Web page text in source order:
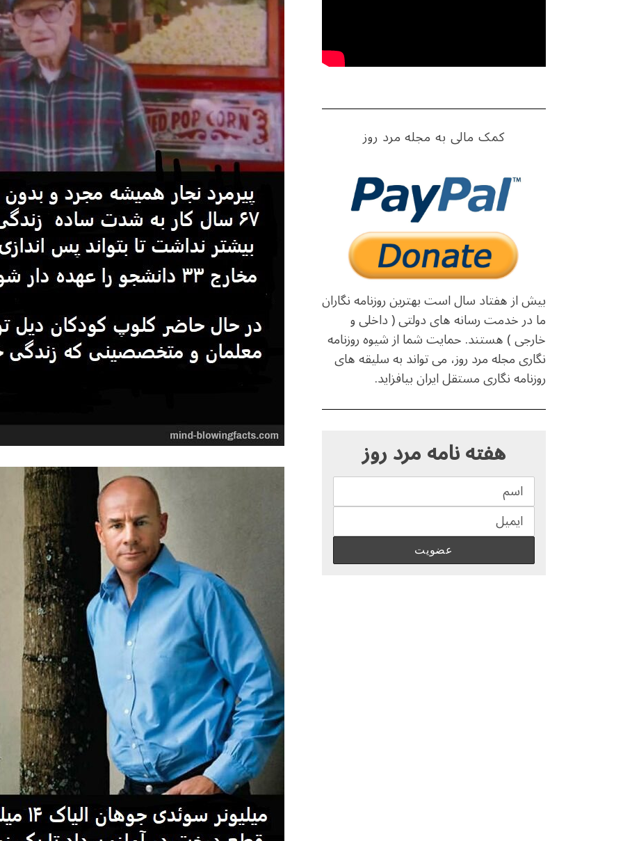
کمک مالی به مجله مرد روز
بیش از هفتاد سال است بهترین روزنامه نگاران
ما در خدمت رسانه های دولتی ( داخلی و
خارجی ) هستند. حمایت شما از شیوه روزنامه
نگاری مجله مرد روز، می تواند به سلیقه های
روزنامه نگاری مستقل ایران بیافزاید.
هفته نامه مرد روز
S
r
c
f
r